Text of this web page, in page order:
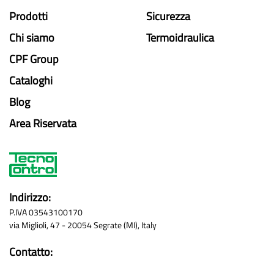
Indirizzo:
P.IVA 03543100170
via Miglioli, 47 - 20054 Segrate (MI), Italy
Contatto:
Prodotti
Chi siamo
CPF Group
Cataloghi
Blog
Area Riservata
Sicurezza
Termoidraulica